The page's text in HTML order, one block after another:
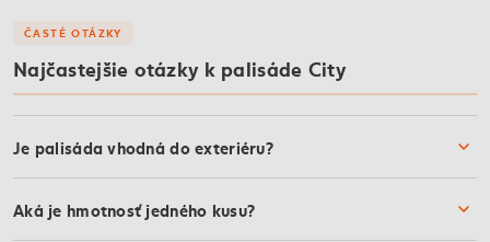
ČASTÉ OTÁZKY
Najčastejšie otázky k palisáde City
Je palisáda vhodná do exteriéru?
Aká je hmotnosť jedného kusu?